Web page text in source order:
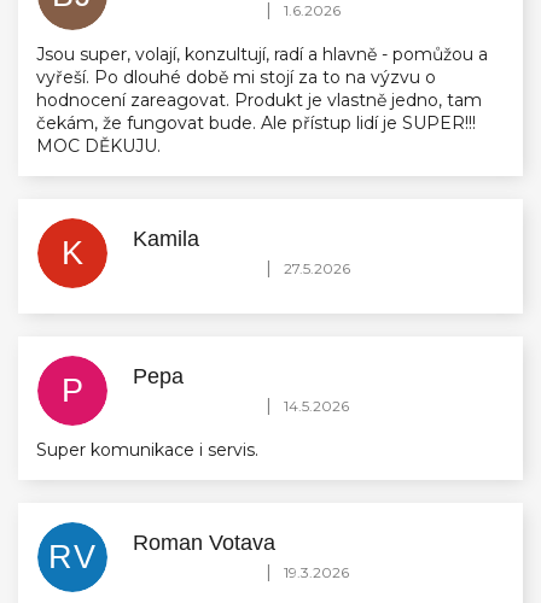
Hodnocení obchodu je 5 z 5 hvězdiček.
| 1.6.2026
Jsou super, volají, konzultují, radí a hlavně - pomůžou a
vyřeší. Po dlouhé době mi stojí za to na výzvu o
hodnocení zareagovat. Produkt je vlastně jedno, tam
čekám, že fungovat bude. Ale přístup lidí je SUPER!!!
MOC DĚKUJU.
K Kamila
Hodnocení obchodu je 5 z 5 hvězdiček.
| 27.5.2026
P Pepa
Hodnocení obchodu je 5 z 5 hvězdiček.
| 14.5.2026
Super komunikace i servis.
RV Roman Votava
Hodnocení obchodu je 5 z 5 hvězdiček.
| 19.3.2026